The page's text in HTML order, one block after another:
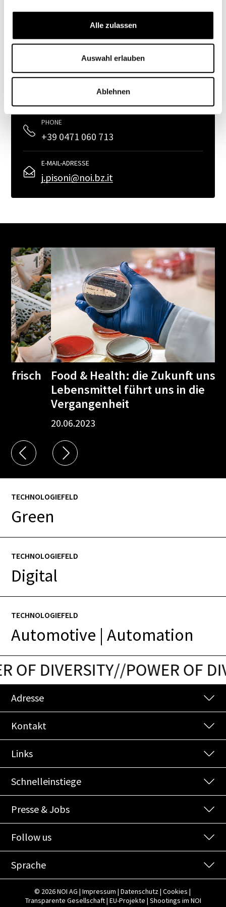
Alle zulassen
Auswahl erlauben
Ablehnen
oder Zellmodelle den Weg für innovative
Gesundheitslösungen.
SUBJECT MATTER EXPERT | OMICS & PRECISION
HEALTH
PHONE
+39 0471 060 713
E-MAIL-ADRESSE
j.pisoni@noi.bz.it
Food & Health: die Zukunft unserer
Lebensmittel führt uns in die
Vergangenheit
20.06.2023
TECHNOLOGIEFELD
Green
TECHNOLOGIEFELD
Digital
TECHNOLOGIEFELD
Automotive | Automation
OF DIVERSITY//POWER OF
Adresse
Kontakt
Links
Schnelleinstiege
Presse & Jobs
Follow us
Sprache
© 2026 NOI AG | Impressum | Datenschutz| Cookies |
Transparente Gesellschaft| EU-Projekte | Shootings im NOI